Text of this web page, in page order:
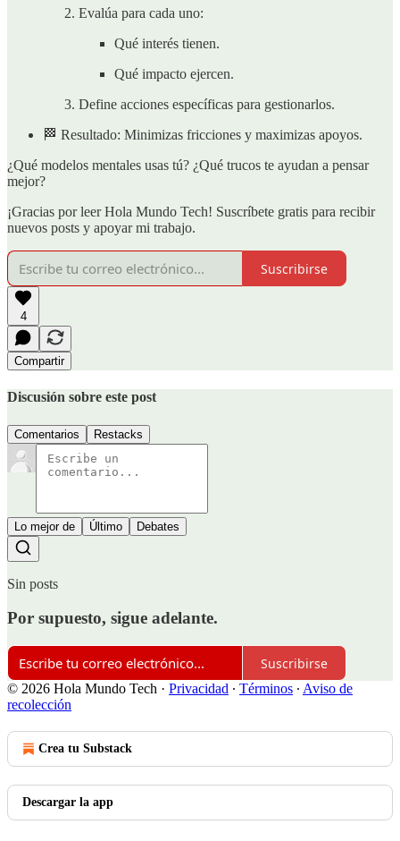
Evalúa para cada uno:
Qué interés tienen.
Qué impacto ejercen.
Define acciones específicas para gestionarlos.
🏁 Resultado: Minimizas fricciones y maximizas apoyos.
¿Qué modelos mentales usas tú? ¿Qué trucos te ayudan a pensar
mejor?
¡Gracias por leer Hola Mundo Tech! Suscríbete gratis para recibir
nuevos posts y apoyar mi trabajo.
Suscribirse
4
Compartir
Discusión sobre este post
Comentarios Restacks
Lo mejor de Último Debates
Sin posts
Por supuesto, sigue adelante.
Suscribirse
© 2026 Hola Mundo Tech · Privacidad ∙ Términos ∙ Aviso de
recolección
Crea tu Substack
Descargar la app